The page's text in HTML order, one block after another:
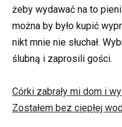
żeby wydawać na to
można by było kupić
nikt mnie nie słuchał.
ślubną i zaprosili gości.
Córki zabrały mi dom i
Zostałem bez ciepłej